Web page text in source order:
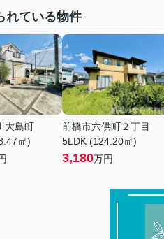
れている物件
大島町
㎡)
前橋市六供町２丁目
5LDK (124.20㎡)
3,180万円